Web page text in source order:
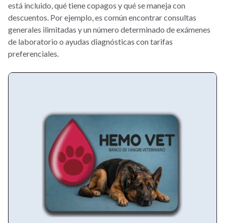
está incluido, qué tiene copagos y qué se maneja con
descuentos. Por ejemplo, es común encontrar consultas
generales ilimitadas y un número determinado de exámenes
de laboratorio o ayudas diagnósticas con tarifas
preferenciales.